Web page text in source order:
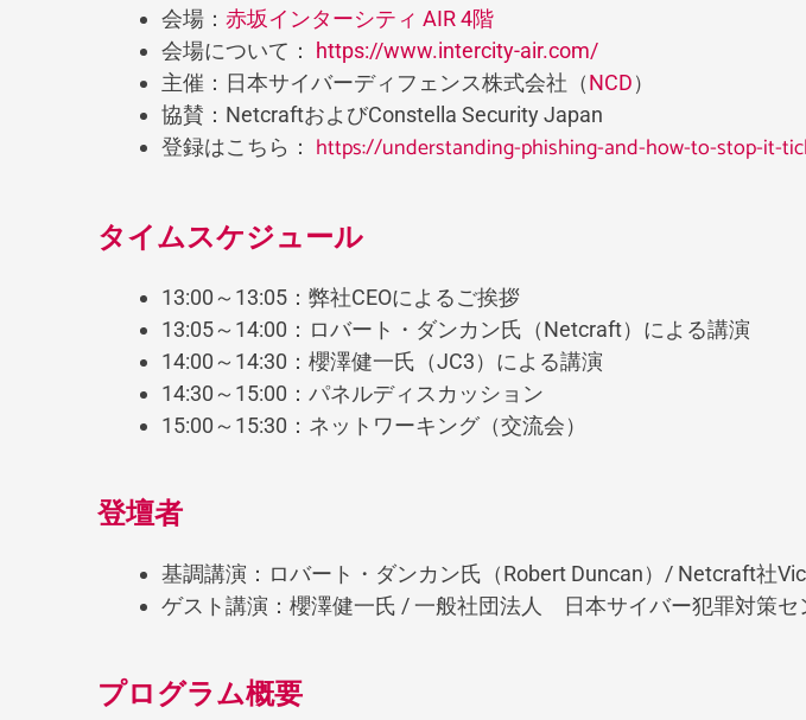
会場： 赤坂インターシティ AIR 4階
会場について：
https://www.intercity-air.com/
主催：日本サイバーディフェンス株式会社 （NCD）
協賛：NetcraftおよびConstella Security Japan
登録はこちら ： https://understanding-phishing-and-how-to-stop-it-
タイムスケジュール
13:00～13:05：弊社CEOによるご挨拶
13:05～14:00：ロバート・ダンカン氏（Netcraft）による講演
14:00～14:30：櫻澤健一氏（JC3）による講演
14:30～15:00：パネルディスカッション
15:00～15:30：ネットワーキング（交流会）
登壇者
基調講演：ロバート・ダンカン氏（Robert Duncan）/ Netcraft社
ゲスト講演：櫻澤健一氏 / 一般社団法人 日本サイバー犯罪対策セ
プログラム概要